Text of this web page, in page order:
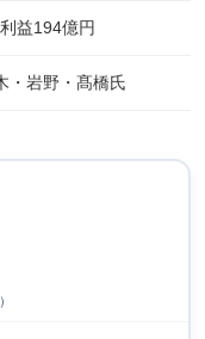
益194億円
・岩野・髙橋氏